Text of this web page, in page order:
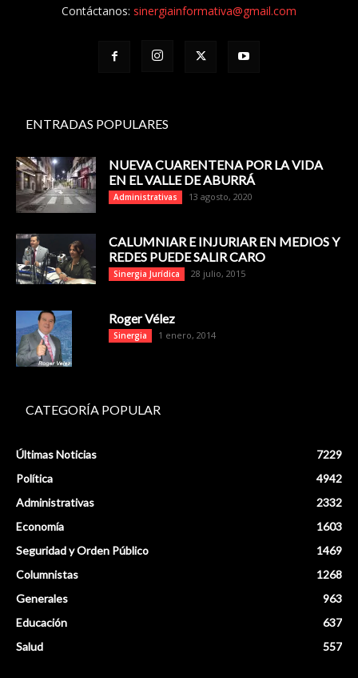
Contáctanos: sinergiainformativa@gmail.com
ENTRADAS POPULARES
NUEVA CUARENTENA POR LA VIDA
EN EL VALLE DE ABURRÁ
Administrativas 13 agosto, 2020
CALUMNIAR E INJURIAR EN MEDIOS Y
REDES PUEDE SALIR CARO
Sinergia Jurídica 28 julio, 2015
Roger Vélez
Sinergia 1 enero, 2014
CATEGORÍA POPULAR
Últimas Noticias
7229
Política
4942
Administrativas
2332
Economía
1603
Seguridad y Orden Público
1469
Columnistas
1268
Generales
963
Educación
637
Salud
557